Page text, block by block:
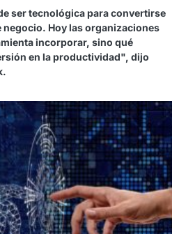
ser tecnológica para convertirse
negocio. Hoy las organizaciones
incorporar, sino qué
en la productividad", dijo